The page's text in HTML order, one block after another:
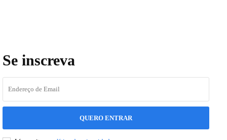
Se inscreva
QUERO ENTRAR